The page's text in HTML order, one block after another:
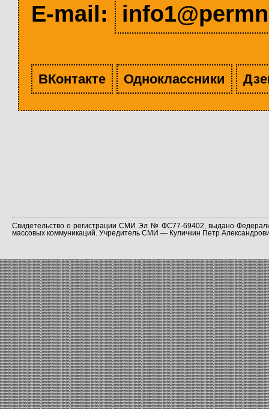
E-mail:
ВКонтакте Одноклассники
Свидетельство о регистрации СМИ Эл № ФС77-69402, выдано
массовых коммуникаций. Учредитель СМИ — Куличкин Петр